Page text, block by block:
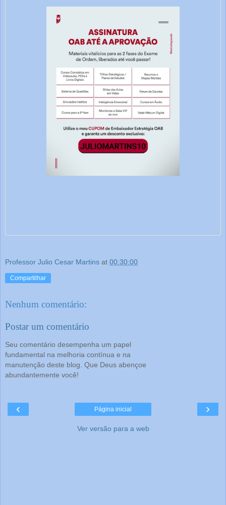
Professor Julio Cesar Martins at 00:30:00
Compartilhar
Nenhum comentário:
Postar um comentário
Seu comentário desempenha um papel
fundamental na melhoria contínua e na
manutenção deste blog. Que Deus abençoe
abundantemente você!
‹ ›
Página inicial
Ver versão para a web